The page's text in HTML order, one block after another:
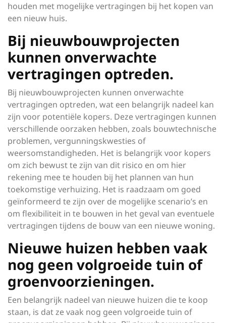
houden met mogelijke vertragingen bij het kopen van
een nieuw huis.
Bij nieuwbouwprojecten
kunnen onverwachte
vertragingen optreden.
Bij nieuwbouwprojecten kunnen onverwachte
vertragingen optreden, wat een belangrijk nadeel kan
zijn voor potentiële kopers. Deze vertragingen kunnen
verschillende oorzaken hebben, zoals bouwtechnische
problemen, vergunningskwesties of
weersomstandigheden. Het is belangrijk voor kopers
om zich bewust te zijn van dit risico en om hier
rekening mee te houden bij het plannen van hun
toekomstige verhuizing. Het is raadzaam om goed
geïnformeerd te zijn over de mogelijke scenario’s en
om flexibiliteit in te bouwen in het geval van eventuele
vertragingen tijdens de bouw van een nieuwe woning.
Nieuwe huizen hebben vaak
nog geen volgroeide tuin of
groenvoorzieningen.
Een belangrijk nadeel van nieuwe huizen die te koop
staan, is dat ze vaak nog geen volgroeide tuin of